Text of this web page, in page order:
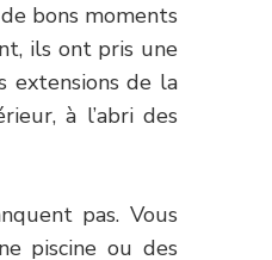
bons moments
ils ont pris une
extensions de la
à l’abri des
pas. Vous
piscine ou des